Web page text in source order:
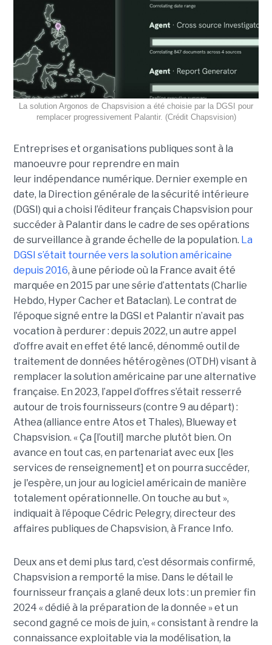
La solution Argonos de Chapsvision a été choisie par la DGSI pour
remplacer progressivement Palantir. (Crédit Chapsvision)
Entreprises et organisations publiques sont à la
manoeuvre pour reprendre en main
leur indépendance numérique. Dernier exemple en
date, la Direction générale de la sécurité intérieure
(DGSI) qui a choisi l’éditeur français Chapsvision pour
succéder à Palantir dans le cadre de ses opérations
de surveillance à grande échelle de la population. La
DGSI s’était tournée vers la solution américaine
depuis 2016, à une période où la France avait été
marquée en 2015 par une série d’attentats (Charlie
Hebdo, Hyper Cacher et Bataclan). Le contrat de
l’époque signé entre la DGSI et Palantir n’avait pas
vocation à perdurer : depuis 2022, un autre appel
d’offre avait en effet été lancé, dénommé outil de
traitement de données hétérogènes (OTDH) visant à
remplacer la solution américaine par une alternative
française. En 2023, l’appel d’offres s’était resserré
autour de trois fournisseurs (contre 9 au départ) :
Athea (alliance entre Atos et Thales), Blueway et
Chapsvision. « Ça [l’outil] marche plutôt bien. On
avance en tout cas, en partenariat avec eux [les
services de renseignement] et on pourra succéder,
je l'espère, un jour au logiciel américain de manière
totalement opérationnelle. On touche au but »,
indiquait à l’époque Cédric Pelegry, directeur des
affaires publiques de Chapsvision, à France Info.
Deux ans et demi plus tard, c’est désormais confirmé,
Chapsvision a remporté la mise. Dans le détail le
fournisseur français a glané deux lots : un premier fin
2024 « dédié à la préparation de la donnée » et un
second gagné ce mois de juin, « consistant à rendre la
connaissance exploitable via la modélisation, la